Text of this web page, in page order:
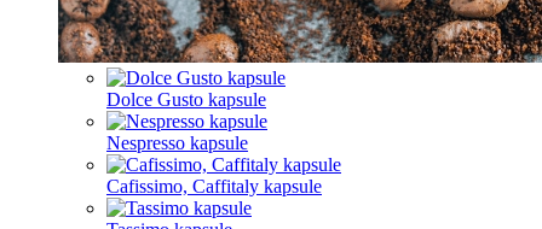
Dolce Gusto kapsule
Nespresso kapsule
Cafissimo, Caffitaly kapsule